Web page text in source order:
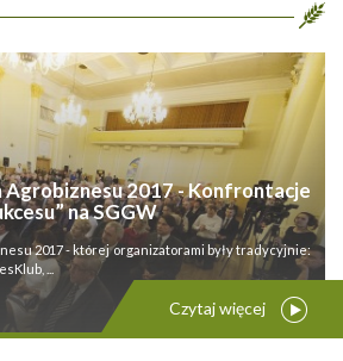
Agrobiznesu 2017 - Konfrontacje
na SGGW
2017 - której organizatorami były tradycyjnie:
...
Czytaj więcej